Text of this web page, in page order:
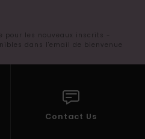
pour les nouveaux inscrits -
dans l'email de bienvenue
Contact Us